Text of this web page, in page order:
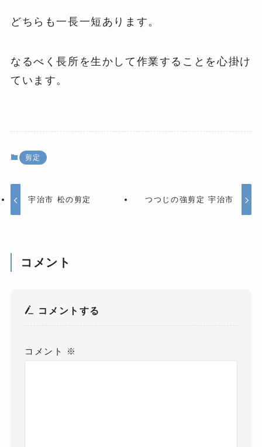
どちらも一長一短あります。
なるべく長所を生かして作業することを心掛け
ています。
剪定
宇治市 松の剪定 つつじの強剪定 宇治市
コメント
コメントする
コメント ※